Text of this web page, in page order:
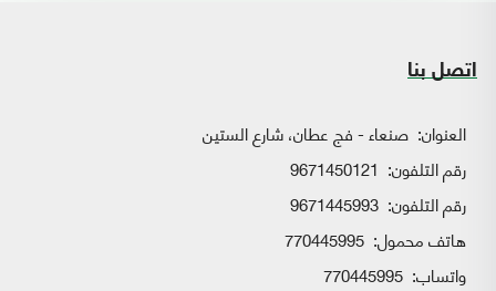
اتصل بنا
العنوان: صنعاء - فج عطان، شارع الستين
رقم التلفون: 9671450121
رقم التلفون: 9671445993
هاتف محمول: 770445995
واتساب: